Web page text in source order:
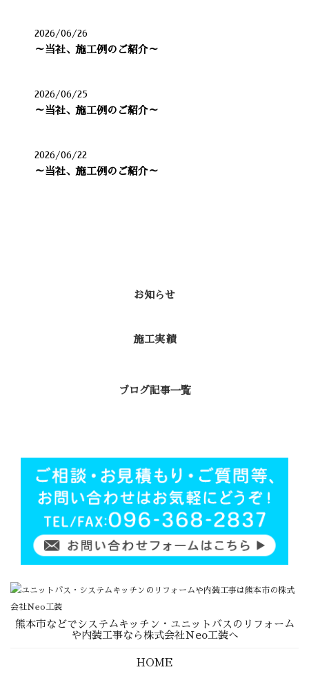
2026/06/26
～当社、施工例のご紹介～
2026/06/25
～当社、施工例のご紹介～
2026/06/22
～当社、施工例のご紹介～
お知らせ
施工実績
ブログ記事一覧
熊本市などでシステムキッチン・ユニットバスのリフォーム
や内装工事なら株式会社Ｎeo工装へ
HOME